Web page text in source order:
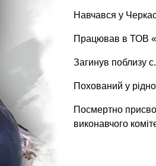
Навчався у
Працював в ТОВ
Загинув поблизу
Похований у
Посмертно
виконавчого